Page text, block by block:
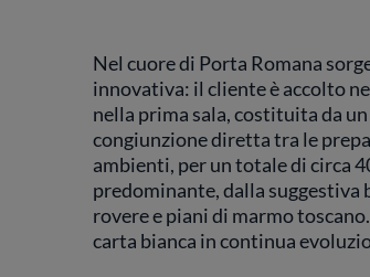
Nel cuore di Porta Romana
innovativa: il cliente è accolto
nella prima sala, costituita da
congiunzione diretta tra le
ambienti, per un totale di circa
predominante, dalla
rovere e piani di marmo
carta bianca in continua